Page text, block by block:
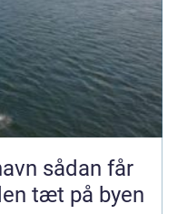
får
tæt på byen